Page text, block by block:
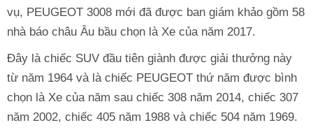
vụ, PEUGEOT 3008 mới đã được ban giám khảo gồm 58
nhà báo châu Âu bầu chọn là Xe của năm 2017.
Đây là chiếc SUV đầu tiên giành được giải thưởng này
từ năm 1964 và là chiếc PEUGEOT thứ năm được bình
chọn là Xe của năm sau chiếc 308 năm 2014, chiếc 307
năm 2002, chiếc 405 năm 1988 và chiếc 504 năm 1969.